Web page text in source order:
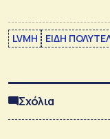
LVMH ΕΙΔΗ
Σχόλια